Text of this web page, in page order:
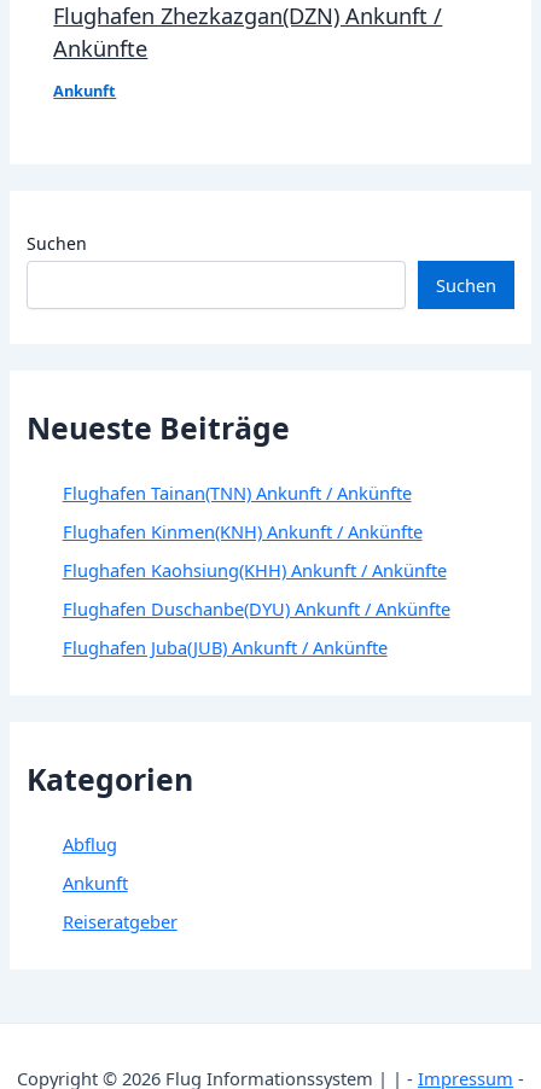
Flughafen Zhezkazgan(DZN) Ankunft /
Ankünfte
Ankunft
Suchen
Suchen
Neueste Beiträge
Flughafen Tainan(TNN) Ankunft / Ankünfte
Flughafen Kinmen(KNH) Ankunft / Ankünfte
Flughafen Kaohsiung(KHH) Ankunft / Ankünfte
Flughafen Duschanbe(DYU) Ankunft / Ankünfte
Flughafen Juba(JUB) Ankunft / Ankünfte
Kategorien
Abflug
Ankunft
Reiseratgeber
Copyright © 2026 Flug Informationssystem | | - Impressum -